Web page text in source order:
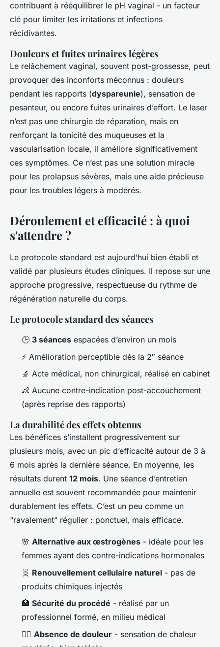
contribuant à rééquilibrer le pH vaginal - un facteur
clé pour limiter les irritations et infections
récidivantes.
Douleurs et fuites urinaires légères
Le relâchement vaginal, souvent post-grossesse, peut
provoquer des inconforts méconnus : douleurs
pendant les rapports (dyspareunie), sensation de
pesanteur, ou encore fuites urinaires d’effort. Le laser
n’est pas une chirurgie de réparation, mais en
renforçant la tonicité des muqueuses et la
vascularisation locale, il améliore significativement
ces symptômes. Ce n’est pas une solution miracle
pour les prolapsus sévères, mais une aide précieuse
pour les troubles légers à modérés.
Déroulement et efficacité : à quoi
s'attendre ?
Le protocole standard est aujourd’hui bien établi et
validé par plusieurs études cliniques. Il repose sur une
approche progressive, respectueuse du rythme de
régénération naturelle du corps.
Le protocole standard des séances
🕒 3 séances espacées d’environ un mois
⚡ Amélioration perceptible dès la 2ᵉ séance
🔬 Acte médical, non chirurgical, réalisé en cabinet
👶 Aucune contre-indication post-accouchement
(après reprise des rapports)
La durabilité des effets obtenus
Les bénéfices s’installent progressivement sur
plusieurs mois, avec un pic d’efficacité autour de 3 à
6 mois après la dernière séance. En moyenne, les
résultats durent 12 mois. Une séance d’entretien
annuelle est souvent recommandée pour maintenir
durablement les effets. C’est un peu comme un
“ravalement” régulier : ponctuel, mais efficace.
🌸 Alternative aux œstrogènes - idéale pour les
femmes ayant des contre-indications hormonales
🧬 Renouvellement cellulaire naturel - pas de
produits chimiques injectés
🏥 Sécurité du procédé - réalisé par un
professionnel formé, en milieu médical
🧘‍♀️ Absence de douleur - sensation de chaleur